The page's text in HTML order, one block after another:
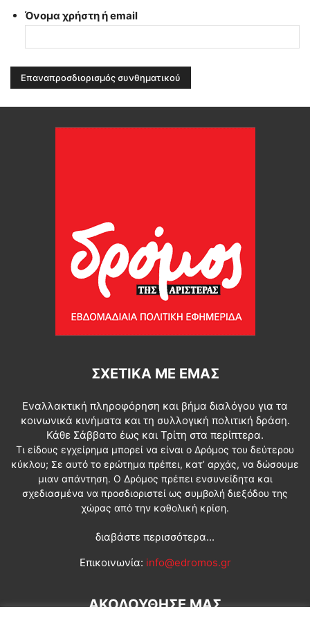
Όνομα χρήστη ή email
ΣΧΕΤΙΚΆ ΜΕ ΕΜΆΣ
Εναλλακτική πληροφόρηση και βήμα διαλόγου για τα
κοινωνικά κινήματα και τη συλλογική πολιτική δράση.
Κάθε Σάββατο έως και Τρίτη στα περίπτερα.
Τι είδους εγχείρημα μπορεί να είναι ο Δρόμος του δεύτερου
κύκλου; Σε αυτό το ερώτημα πρέπει, κατ’ αρχάς, να δώσουμε
μιαν απάντηση. Ο Δρόμος πρέπει ενσυνείδητα και
σχεδιασμένα να προσδιοριστεί ως συμβολή διεξόδου της
χώρας από την καθολική κρίση.
διαβάστε περισσότερα...
Επικοινωνία: info@edromos.gr
ΑΚΟΛΟΥΘΗΣΕ ΜΑΣ